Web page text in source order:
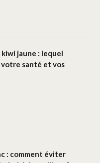
jaune : lequel
santé et vos
: comment éviter